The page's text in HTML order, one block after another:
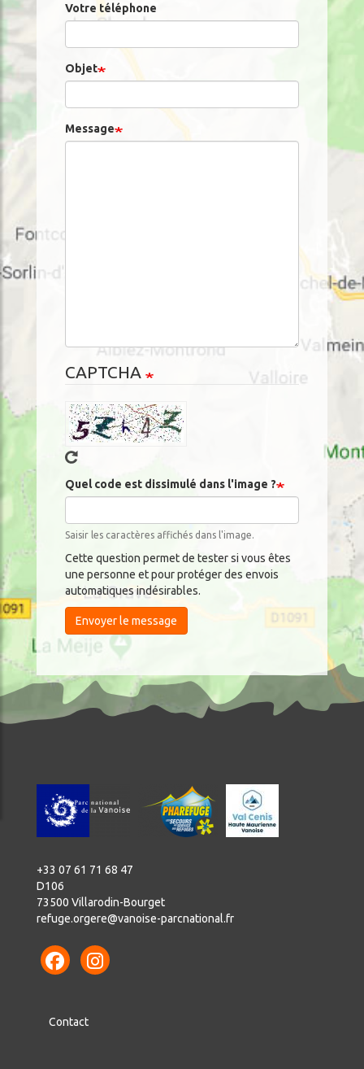
Votre téléphone
Objet
Message
CAPTCHA
Quel code est dissimulé dans l'image ?
Saisir les caractères affichés dans l'image.
Cette question permet de tester si vous êtes
une personne et pour protéger des envois
automatiques indésirables.
Envoyer le message
+33 07 61 71 68 47
D106
73500 Villarodin-Bourget
refuge.orgere@vanoise-parcnational.fr
Contact